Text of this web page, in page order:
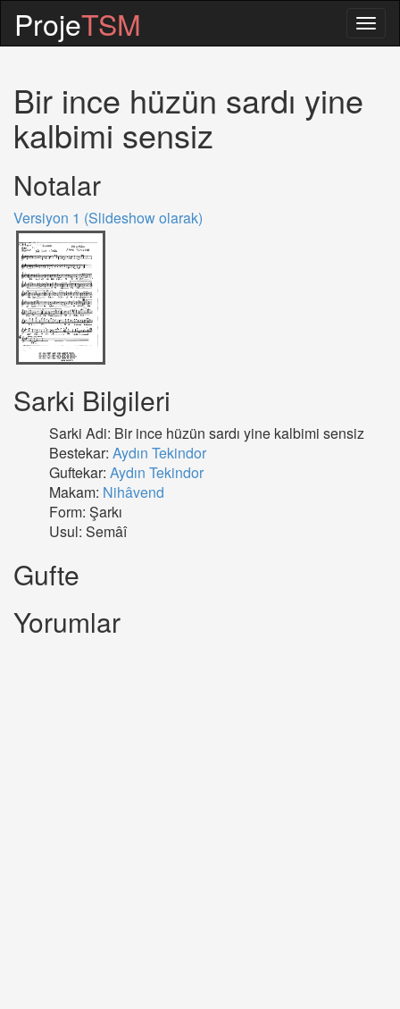
ProjeTSM
Bir ince hüzün sardı yine
kalbimi sensiz
Notalar
Versiyon 1 (Slideshow olarak)
Sarki Bilgileri
Sarki Adi: Bir ince hüzün sardı yine kalbimi sensiz
Bestekar: Aydın Tekindor
Guftekar: Aydın Tekindor
Makam: Nihâvend
Form: Şarkı
Usul: Semâî
Gufte
Yorumlar